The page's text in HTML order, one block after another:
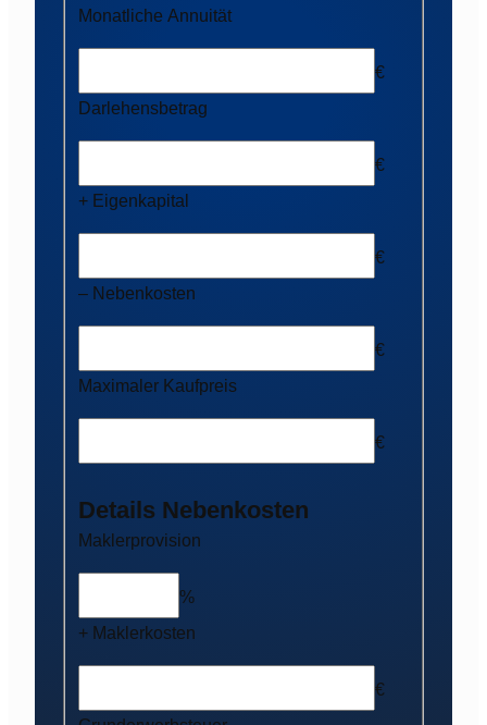
Monatliche Annuität
€
Darlehensbetrag
€
+ Eigenkapital
€
– Nebenkosten
€
Maximaler Kaufpreis
€
Details Nebenkosten
Maklerprovision
%
+ Maklerkosten
€